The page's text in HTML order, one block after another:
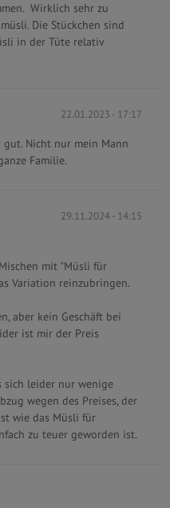
Wirklich sehr zu
Die Stückchen sind
in der Tüte relativ
22.01.2023 - 17:17
Nicht nur mein Mann
Familie.
29.11.2024 - 14:15
mit "Müsli für
Variation reinzubringen.
aber kein Geschäft bei
ist mir der Preis
sich leider nur wenige
wegen des Preises, der
wie das Müsli für
zu teuer geworden ist.